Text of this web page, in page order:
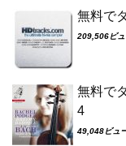
無料で
209,506ビ
無料で
4
49,048ビュ